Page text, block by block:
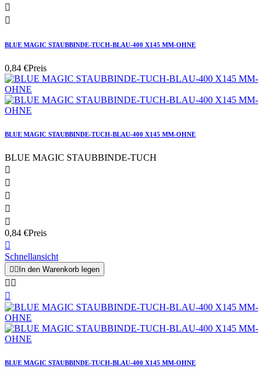


BLUE MAGIC STAUBBINDE-TUCH-BLAU-400 X145 MM-OHNE
0,84 €Preis
BLUE MAGIC STAUBBINDE-TUCH-BLAU-400 X145 MM-OHNE
BLUE MAGIC STAUBBINDE-TUCH





0,84 €Preis

Schnellansicht
In den Warenkorb legen
 

BLUE MAGIC STAUBBINDE-TUCH-BLAU-400 X145 MM-OHNE